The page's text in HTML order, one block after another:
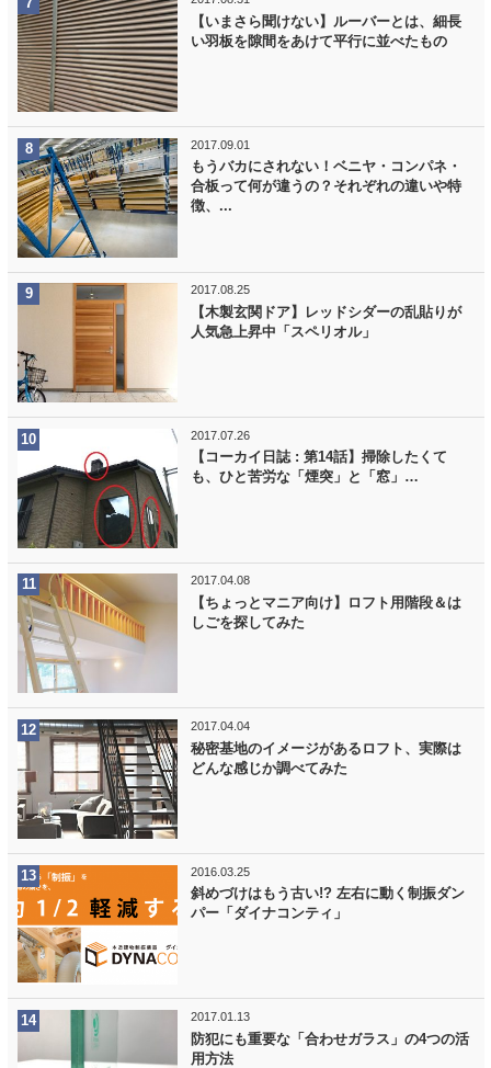
【いまさら聞けない】ルーバーとは、細長
い羽板を隙間をあけて平行に並べたもの
2017.09.01
もうバカにされない！ベニヤ・コンパネ・
合板って何が違うの？それぞれの違いや特
徴、...
2017.08.25
【木製玄関ドア】レッドシダーの乱貼りが
人気急上昇中「スペリオル」
2017.07.26
【コーカイ日誌 : 第14話】掃除したくて
も、ひと苦労な「煙突」と「窓」…
2017.04.08
【ちょっとマニア向け】ロフト用階段＆は
しごを探してみた
2017.04.04
秘密基地のイメージがあるロフト、実際は
どんな感じか調べてみた
2016.03.25
斜めづけはもう古い!? 左右に動く制振ダン
パー「ダイナコンティ」
2017.01.13
防犯にも重要な「合わせガラス」の4つの活
用方法